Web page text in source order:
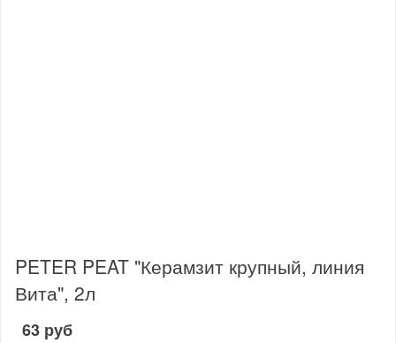
PETER PEAT "Керамзит крупный, линия
Вита", 2л
63 руб